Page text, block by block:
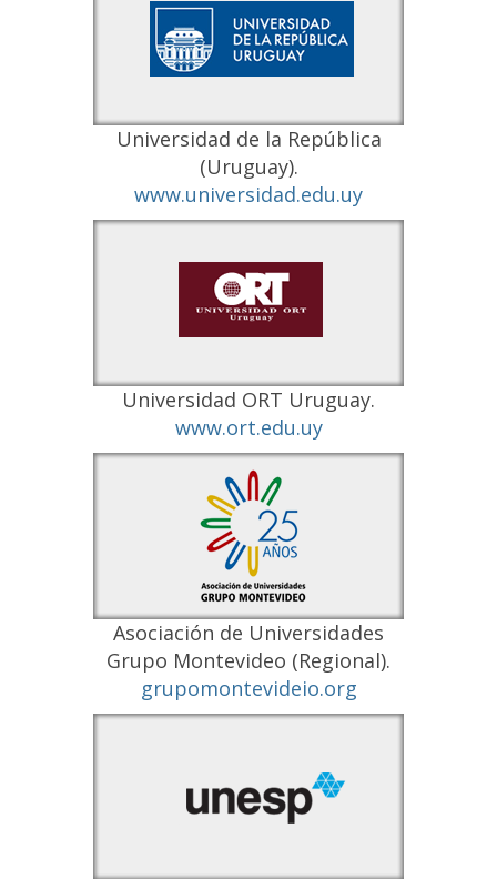
Universidad de la República
(Uruguay).
www.universidad.edu.uy
Universidad ORT Uruguay.
www.ort.edu.uy
Asociación de Universidades
Grupo Montevideo (Regional).
grupomontevideio.org